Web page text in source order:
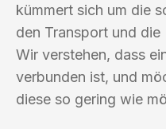
kümmert sich um die
den Transport und
Wir verstehen, dass
verbunden ist, und
diese so gering wie